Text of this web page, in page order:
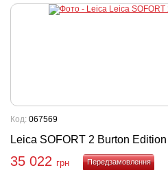
Leica SOFORT 2 Burton
Код: 067569
35 022 грн